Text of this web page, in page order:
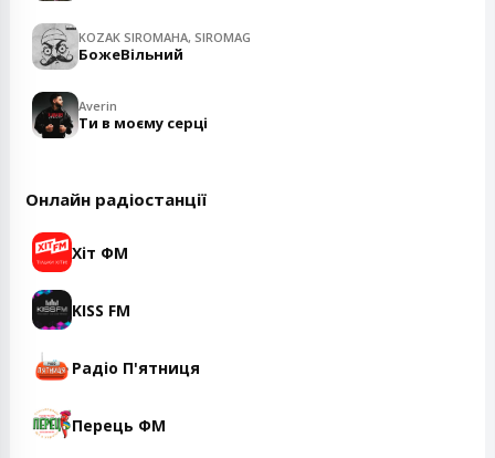
KOZAK SIROMAHA, SIROMAG
БожеВільний
Averin
Ти в моєму серці
Онлайн радіостанції
Хіт ФМ
KISS FM
Радіо П'ятниця
Перець ФМ